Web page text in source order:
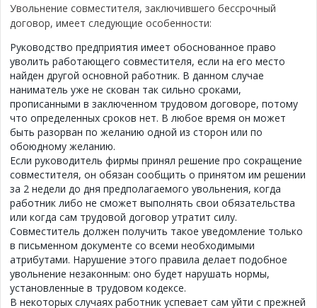
Увольнение совместителя, заключившего бессрочный
договор, имеет следующие особенности:
Руководство предприятия имеет обоснованное право
уволить работающего совместителя, если на его место
найден другой основной работник. В данном случае
наниматель уже не скован так сильно сроками,
прописанными в заключенном трудовом договоре, потому
что определенных сроков нет. В любое время он может
быть разорван по желанию одной из сторон или по
обоюдному желанию.
Если руководитель фирмы принял решение про сокращение
совместителя, он обязан сообщить о принятом им решении
за 2 недели до дня предполагаемого увольнения, когда
работник либо не сможет выполнять свои обязательства
или когда сам трудовой договор утратит силу.
Совместитель должен получить такое уведомление только
в письменном документе со всеми необходимыми
атрибутами. Нарушение этого правила делает подобное
увольнение незаконным: оно будет нарушать нормы,
установленные в трудовом кодексе.
В некоторых случаях работник успевает сам уйти с прежней